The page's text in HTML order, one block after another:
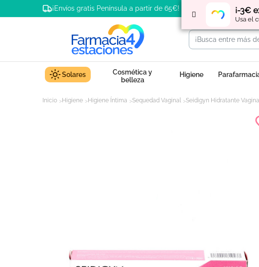
¡-3€
Usa el
¡Envíos gratis Península a partir de 65€!
Solares
Cosmética y
belleza
Higiene
Inicio Higiene Higiene Íntima Sequedad Vaginal Seidigyn Hidratante